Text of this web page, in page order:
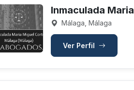
Inmaculada
Málaga, Málaga
Ver Perfil